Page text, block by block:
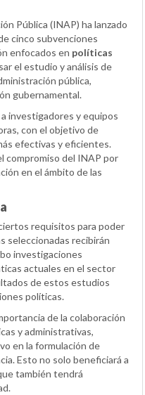
Pública (INAP) ha lanzado
cinco subvenciones
enfocados en políticas
el estudio y análisis de
pública,
gubernamental.
investigadores y equipos
con el objetivo de
efectivas y eficientes.
compromiso del INAP por
en el ámbito de las
requisitos para poder
seleccionadas recibirán
investigaciones
actuales en el sector
de estos estudios
políticas.
de la colaboración
y administrativas,
en la formulación de
Esto no solo beneficiará a
también tendrá